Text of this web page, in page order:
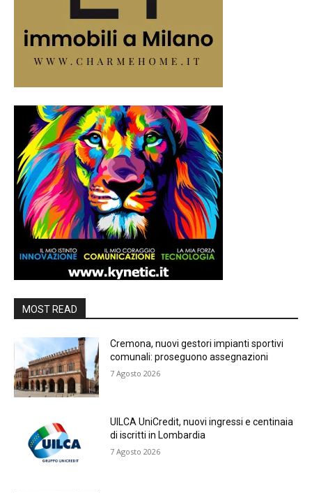
MOST READ
Cremona, nuovi gestori impianti sportivi
comunali: proseguono assegnazioni
7 Agosto 2026
UILCA UniCredit, nuovi ingressi e centinaia
di iscritti in Lombardia
7 Agosto 2026